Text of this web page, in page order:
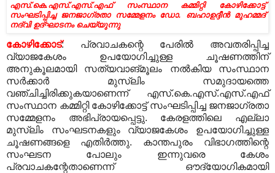
എസ്‌.കെ.എസ്‌.എസ്‌.എഫ്‌ സംസ്ഥാന കമ്മിറ്റി കോഴിക്കോട്ട്‌
സംഘടിപ്പിച്ച ജനജാഗ്രതാ സമ്മേളനം ഡോ. ബഹാഉദ്ദീന്‍ മുഹമ്മദ്‌
നദ്‌വി ഉദ്‌ഘാടനം ചെയ്യുന്നു
കോഴിക്കോട്‌: പ്രവാചകന്റെ പേരില്‍ അവതരിപ്പിച്ച
വ്യാജകേശം ഉപയോഗിച്ചുള്ള ചൂഷണത്തിന്‌
അനുകൂലമായി സത്യവാങ്‌മൂലം നല്‍കിയ സംസ്ഥാന
സര്‍ക്കാര്‍ മുസ്‌ലിം സമുദായത്തെ
വഞ്ചിച്ചിരിക്കുകയാണെന്ന്‌ എസ്‌.കെ.എസ്‌.എസ്‌.എഫ്‌
സംസ്ഥാന കമ്മിറ്റി കോഴിക്കോട്ട്‌ സംഘടിപ്പിച്ച ജനജാഗ്രതാ
സമ്മേളനം അഭിപ്രായപ്പെട്ടു. കേരളത്തിലെ എല്ലാ
മുസ്‌ലിം സംഘടനകളും വ്യാജകേശം ഉപയോഗിച്ചുള്ള
ചൂഷണങ്ങളെ എതിര്‍ത്തു. കാന്തപുരം വിഭാഗത്തിന്റെ
സംഘടന പോലും ഇന്നുവരെ കേശം
പ്രവാചകന്റേതാണെന്ന്‌ ഔദ്യോഗികമായി